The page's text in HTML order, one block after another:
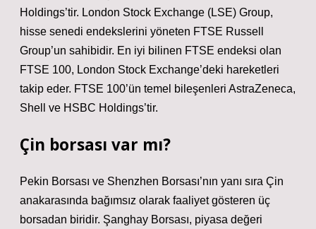
Holdings’tir. London Stock Exchange (LSE) Group,
hisse senedi endekslerini yöneten FTSE Russell
Group’un sahibidir. En iyi bilinen FTSE endeksi olan
FTSE 100, London Stock Exchange’deki hareketleri
takip eder. FTSE 100’ün temel bileşenleri AstraZeneca,
Shell ve HSBC Holdings’tir.
Çin borsası var mı?
Pekin Borsası ve Shenzhen Borsası’nın yanı sıra Çin
anakarasında bağımsız olarak faaliyet gösteren üç
borsadan biridir. Şanghay Borsası, piyasa değeri